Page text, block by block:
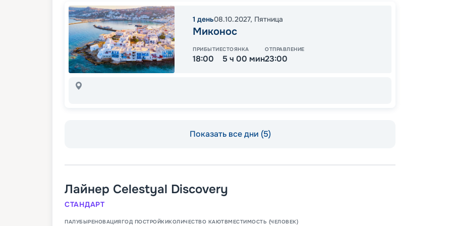
1 день08.10.2027, Пятница
Миконос
ПРИБЫТИЕ
18:00
СТОЯНКА
5 ч 00 мин
ОТПРАВЛЕНИЕ
23:00
Показать все дни (5)
Лайнер Celestyal Discovery
СТАНДАРТ
ПАЛУБЫРЕНОВАЦИЯГОД ПОСТРОЙКИКОЛИЧЕСТВО КАЮТВМЕСТИМОСТЬ (ЧЕЛОВЕК)